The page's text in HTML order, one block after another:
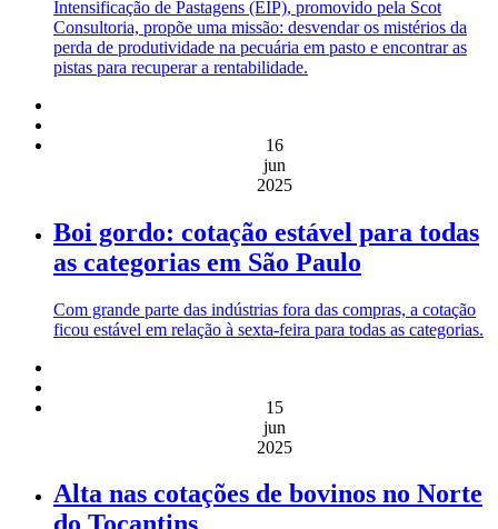
Intensificação de Pastagens (EIP), promovido pela Scot
Consultoria, propõe uma missão: desvendar os mistérios da
perda de produtividade na pecuária em pasto e encontrar as
pistas para recuperar a rentabilidade.
16
jun
2025
Boi gordo: cotação estável para todas
as categorias em São Paulo
Com grande parte das indústrias fora das compras, a cotação
ficou estável em relação à sexta-feira para todas as categorias.
15
jun
2025
Alta nas cotações de bovinos no Norte